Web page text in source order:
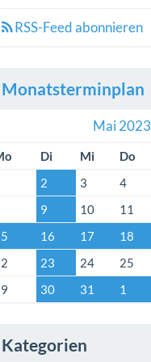
RSS-Feed abonnieren
Monatsterminplan
Mai 2023
Di Mi Do
2 3 4
9 10 11
16 17 18
23 24 25
30 31 1
Kategorien